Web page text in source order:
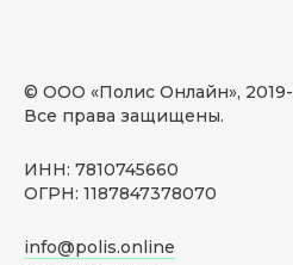
© ООО «Полис Онлайн», 2019-
Все права защищены.
ИНН: 7810745660
ОГРН: 1187847378070
info@polis.online